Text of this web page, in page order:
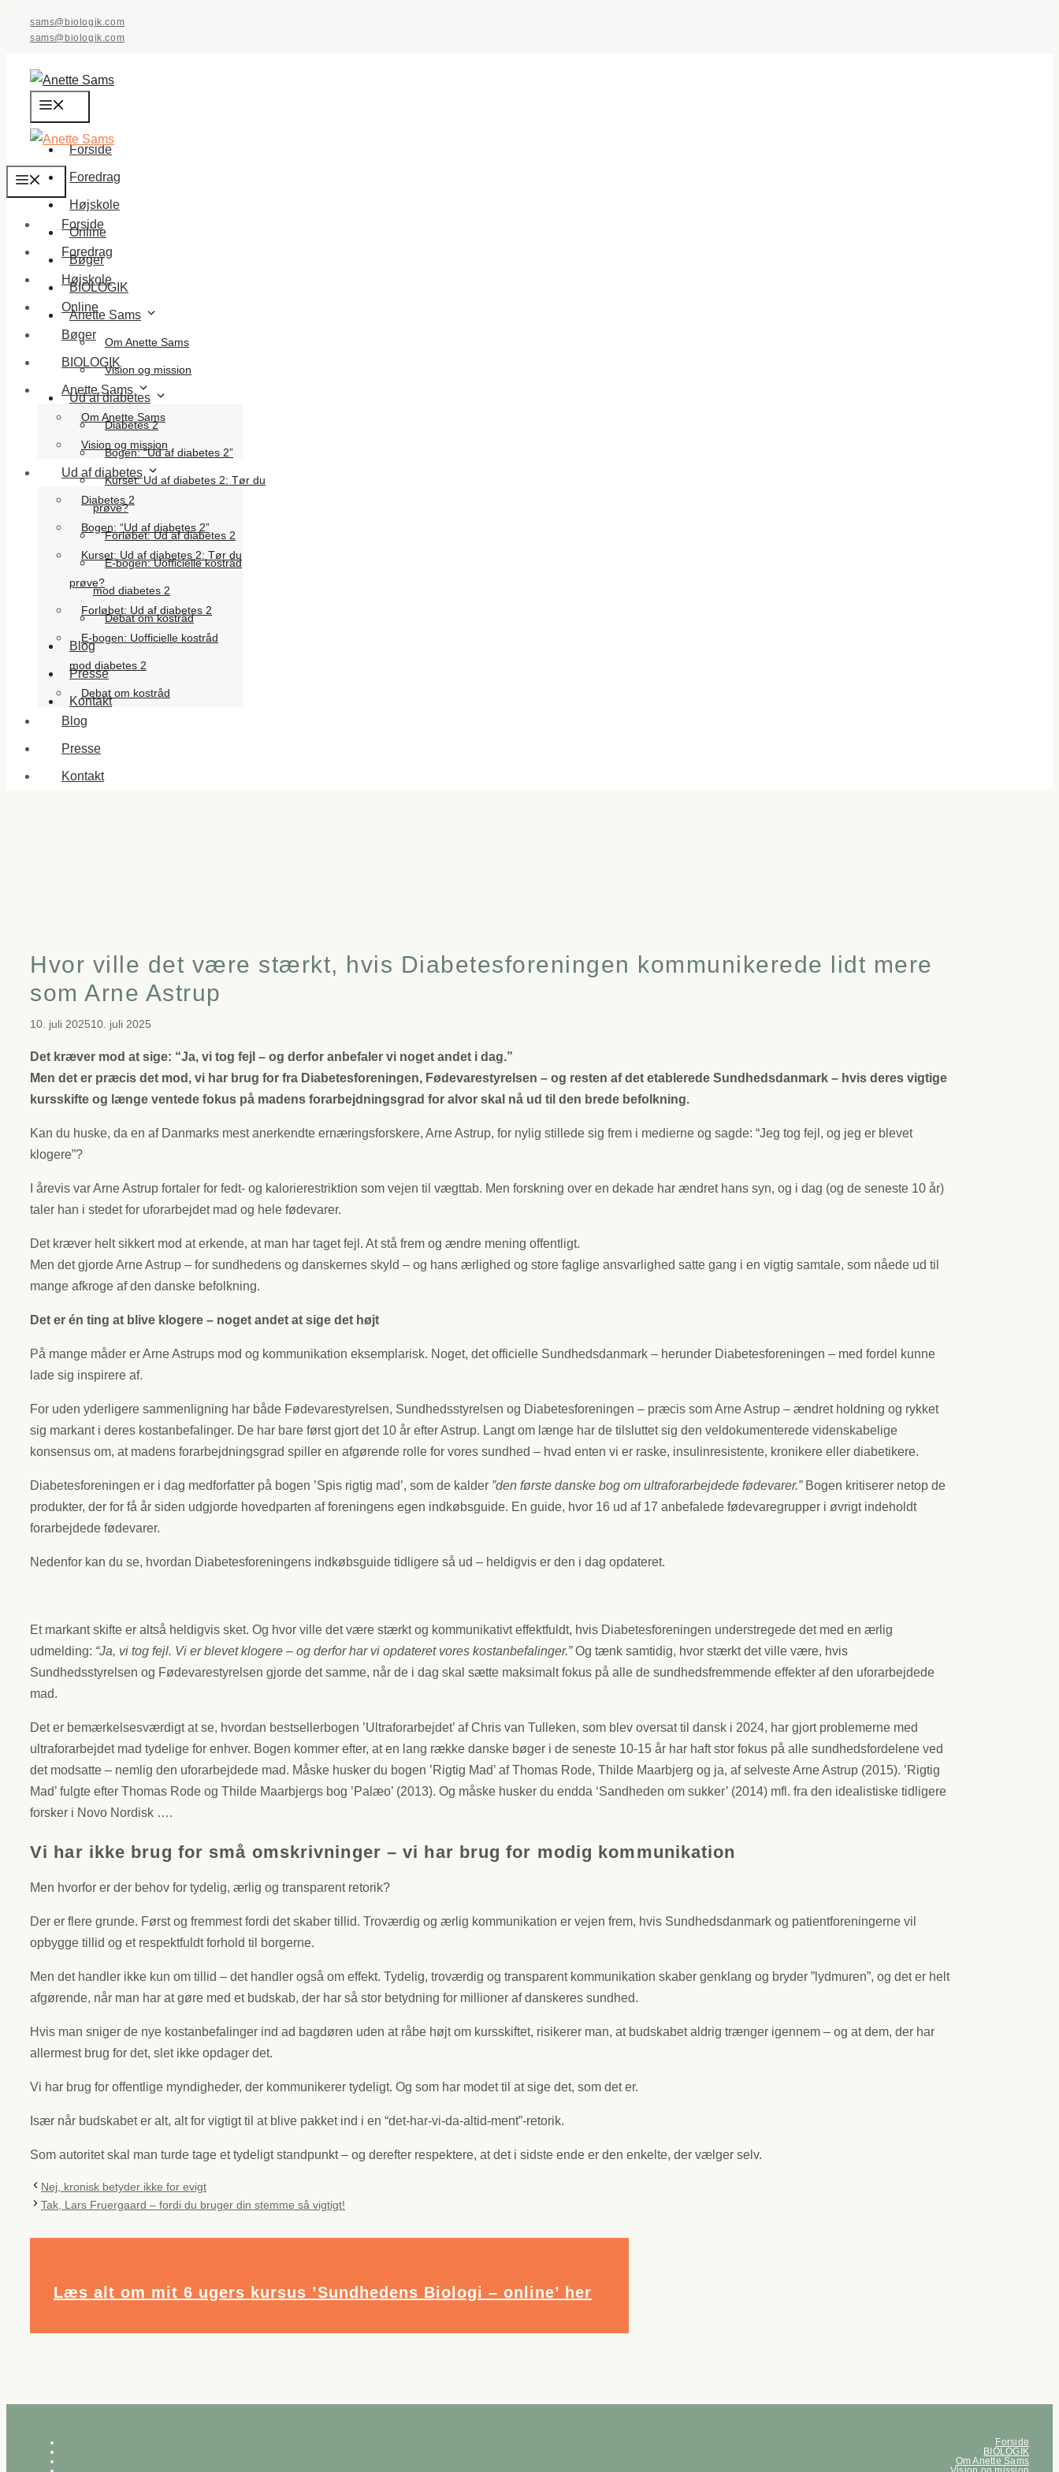
sams@biologik.com
sams@biologik.com
Forside
Foredrag
Højskole
Online
Bøger
BIOLOGIK
Anette Sams
Om Anette Sams
Vision og mission
Ud af diabetes
Diabetes 2
Bogen: “Ud af diabetes 2”
Kurset: Ud af diabetes 2: Tør du
prøve?
Forløbet: Ud af diabetes 2
E-bogen: Uofficielle kostråd
mod diabetes 2
Debat om kostråd
Blog
Presse
Kontakt
Menu
Forside
Foredrag
Højskole
Online
Bøger
BIOLOGIK
Anette Sams
Om Anette Sams
Vision og mission
Ud af diabetes
Diabetes 2
Bogen: “Ud af diabetes 2”
Kurset: Ud af diabetes 2: Tør du
prøve?
Forløbet: Ud af diabetes 2
E-bogen: Uofficielle kostråd
mod diabetes 2
Debat om kostråd
Blog
Presse
Kontakt
Hvor ville det være stærkt, hvis Diabetesforeningen kommunikerede lidt mere
som Arne Astrup
10. juli 202510. juli 2025
Det kræver mod at sige: “Ja, vi tog fejl – og derfor anbefaler vi noget andet i dag.”
Men det er præcis det mod, vi har brug for fra Diabetesforeningen, Fødevarestyrelsen – og resten af det etablerede Sundhedsdanmark – hvis deres vigtige
kursskifte og længe ventede fokus på madens forarbejdningsgrad for alvor skal nå ud til den brede befolkning.
Kan du huske, da en af Danmarks mest anerkendte ernæringsforskere, Arne Astrup, for nylig stillede sig frem i medierne og sagde: “Jeg tog fejl, og jeg er blevet
klogere”?
I årevis var Arne Astrup fortaler for fedt- og kalorierestriktion som vejen til vægttab. Men forskning over en dekade har ændret hans syn, og i dag (og de seneste 10 år)
taler han i stedet for uforarbejdet mad og hele fødevarer.
Det kræver helt sikkert mod at erkende, at man har taget fejl. At stå frem og ændre mening offentligt.
Men det gjorde Arne Astrup – for sundhedens og danskernes skyld – og hans ærlighed og store faglige ansvarlighed satte gang i en vigtig samtale, som nåede ud til
mange afkroge af den danske befolkning.
Det er én ting at blive klogere – noget andet at sige det højt
På mange måder er Arne Astrups mod og kommunikation eksemplarisk. Noget, det officielle Sundhedsdanmark – herunder Diabetesforeningen – med fordel kunne
lade sig inspirere af.
For uden yderligere sammenligning har både Fødevarestyrelsen, Sundhedsstyrelsen og Diabetesforeningen – præcis som Arne Astrup – ændret holdning og rykket
sig markant i deres kostanbefalinger. De har bare først gjort det 10 år efter Astrup. Langt om længe har de tilsluttet sig den veldokumenterede videnskabelige
konsensus om, at madens forarbejdningsgrad spiller en afgørende rolle for vores sundhed – hvad enten vi er raske, insulinresistente, kronikere eller diabetikere.
Diabetesforeningen er i dag medforfatter på bogen ’Spis rigtig mad’, som de kalder ”den første danske bog om ultraforarbejdede fødevarer.”Bogen kritiserer netop de
produkter, der for få år siden udgjorde hovedparten af foreningens egen indkøbsguide. En guide, hvor 16 ud af 17 anbefalede fødevaregrupper i øvrigt indeholdt
forarbejdede fødevarer.
Nedenfor kan du se, hvordan Diabetesforeningens indkøbsguide tidligere så ud – heldigvis er den i dag opdateret.
Et markant skifte er altså heldigvis sket. Og hvor ville det være stærkt og kommunikativt effektfuldt, hvis Diabetesforeningen understregede det med en ærlig
udmelding: “Ja, vi tog fejl. Vi er blevet klogere – og derfor har vi opdateret vores kostanbefalinger.”Og tænk samtidig, hvor stærkt det ville være, hvis
Sundhedsstyrelsen og Fødevarestyrelsen gjorde det samme, når de i dag skal sætte maksimalt fokus på alle de sundhedsfremmende effekter af den uforarbejdede
mad.
Det er bemærkelsesværdigt at se, hvordan bestsellerbogen ’Ultraforarbejdet’ af Chris van Tulleken, som blev oversat til dansk i 2024, har gjort problemerne med
ultraforarbejdet mad tydelige for enhver. Bogen kommer efter, at en lang række danske bøger i de seneste 10-15 år har haft stor fokus på alle sundhedsfordelene ved
det modsatte – nemlig den uforarbejdede mad. Måske husker du bogen ’Rigtig Mad’ af Thomas Rode, Thilde Maarbjerg og ja, af selveste Arne Astrup (2015). ’Rigtig
Mad’ fulgte efter Thomas Rode og Thilde Maarbjergs bog ’Palæo’ (2013). Og måske husker du endda ‘Sandheden om sukker’ (2014) mfl. fra den idealistiske tidligere
forsker i Novo Nordisk ….
Vi har ikke brug for små omskrivninger – vi har brug for modig kommunikation
Men hvorfor er der behov for tydelig, ærlig og transparent retorik?
Der er flere grunde. Først og fremmest fordi det skaber tillid. Troværdig og ærlig kommunikation er vejen frem, hvis Sundhedsdanmark og patientforeningerne vil
opbygge tillid og et respektfuldt forhold til borgerne.
Men det handler ikke kun om tillid – det handler også om effekt. Tydelig, troværdig og transparent kommunikation skaber genklang og bryder ”lydmuren”, og det er helt
afgørende, når man har at gøre med et budskab, der har så stor betydning for millioner af danskeres sundhed.
Hvis man sniger de nye kostanbefalinger ind ad bagdøren uden at råbe højt om kursskiftet, risikerer man, at budskabet aldrig trænger igennem – og at dem, der har
allermest brug for det, slet ikke opdager det.
Vi har brug for offentlige myndigheder, der kommunikerer tydeligt. Og som har modet til at sige det, som det er.
Især når budskabet er alt, alt for vigtigt til at blive pakket ind i en “det-har-vi-da-altid-ment”-retorik.
Som autoritet skal man turde tage et tydeligt standpunkt – og derefter respektere, at det i sidste ende er den enkelte, der vælger selv.
Nej, kronisk betyder ikke for evigt
Tak, Lars Fruergaard – fordi du bruger din stemme så vigtigt!
Læs alt om mit 6 ugers kursus ’Sundhedens Biologi – online’ her
Forside
BIOLOGIK
Om Anette Sams